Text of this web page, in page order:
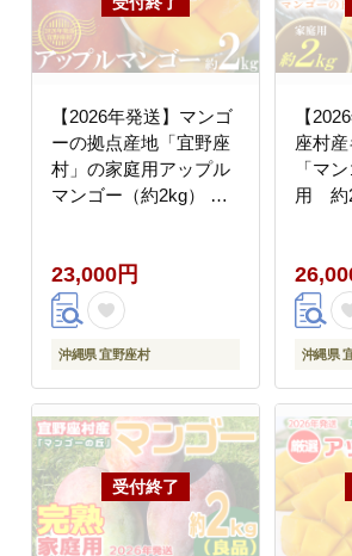
【2026年発送】マンゴ
ーの拠点産地「宜野座
村」の家庭用アップル
マンゴー（約2kg） ア
ランキング 完熟 お気に
入り 美味しい 人気 お
すすめ 地元 沖縄県 先
行予約 南国フルーツ デ
料
23,000円
沖縄県 宜野座村
【
座村
「マ
用 約
ート
物 ビ
贅沢
県 人
沖縄県